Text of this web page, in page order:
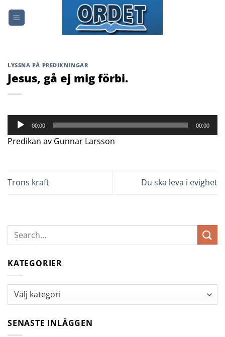
LYSSNA PÅ PREDIKNINGAR
Jesus, gå ej mig förbi.
Ljudspelare
00:00 00:00
Predikan av Gunnar Larsson
Trons kraft Du ska leva i evighet
KATEGORIER
Kategorier
SENASTE INLÄGGEN